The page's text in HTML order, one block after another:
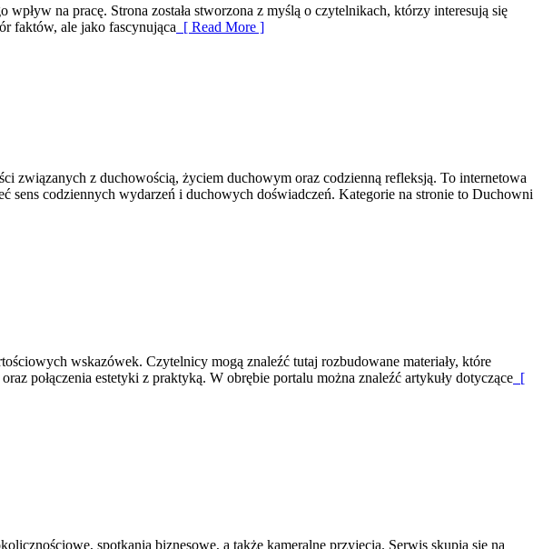
na pracę. Strona została stworzona z myślą o czytelnikach, którzy interesują się
faktów, ale jako fascynująca [ Read More ]
związanych z duchowością, życiem duchowym oraz codzienną refleksją. To internetowa
sens codziennych wydarzeń i duchowych doświadczeń. Kategorie na stronie to Duchowni
wskazówek. Czytelnicy mogą znaleźć tutaj rozbudowane materiały, które
połączenia estetyki z praktyką. W obrębie portalu można znaleźć artykuły dotyczące [
spotkania biznesowe, a także kameralne przyjęcia. Serwis skupia się na